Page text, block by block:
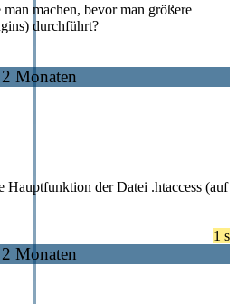
machen, bevor man größere
durchführt?
Monaten
Hauptfunktion der Datei .htaccess (auf
1 s
Monaten